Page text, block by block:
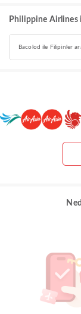
Philippine Airlines
Bacolod ile Filipinler